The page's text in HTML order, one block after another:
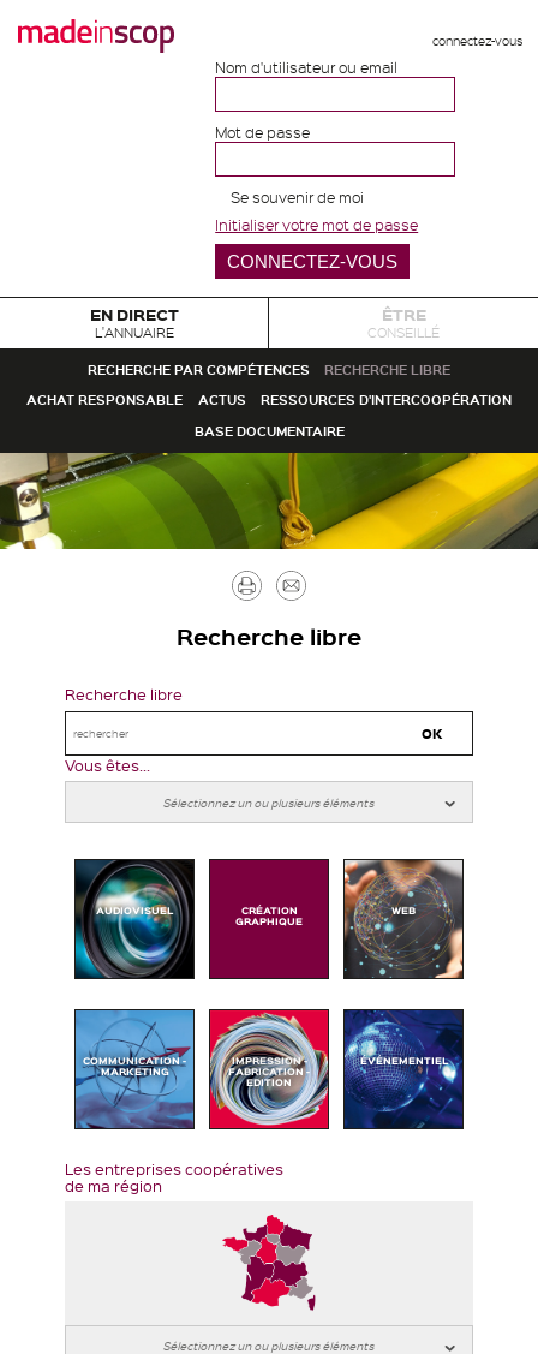
connectez-vous
Nom d'utilisateur ou email
Mot de passe
Se souvenir de moi
Initialiser votre mot de passe
EN DIRECT
L'ANNUAIRE
ÊTRE
CONSEILLÉ
RECHERCHE PAR COMPÉTENCES
RECHERCHE LIBRE
ACHAT RESPONSABLE
ACTUS
RESSOURCES D'INTERCOOPÉRATION
BASE DOCUMENTAIRE
Imprimer
Recherche libre
Recherche libre
Vous êtes...
AUDIOVISUEL CRÉATION
GRAPHIQUE
WEB
COMMUNICATION -
MARKETING
IMPRESSION -
FABRICATION -
EDITION
ÉVÉNEMENTIEL
Les entreprises coopératives
de ma région